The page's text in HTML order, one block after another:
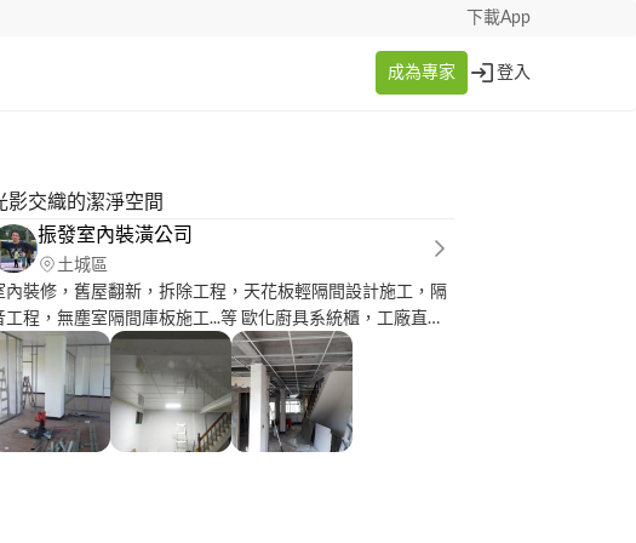
下載App
成為專家 登入
影交織的潔淨空間
振發室內裝潢公司
土城區
內裝修，舊屋翻新，拆除工程，天花板輕隔間設計施工，隔
工程，無塵室隔間庫板施工...等 歐化廚具系統櫃，工廠直
，免費丈量的服務與設計。